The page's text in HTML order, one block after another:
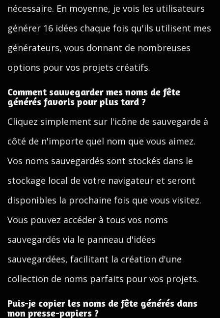
nécessaire. En moyenne, je vois les utilisateurs
générer 16 idées chaque fois qu'ils utilisent mes
générateurs, vous donnant de nombreuses
options pour vos projets créatifs.
Comment sauvegarder mes noms de fête
générés favoris pour plus tard ?
Cliquez simplement sur l'icône de sauvegarde à
côté de n'importe quel nom que vous aimez.
Vos noms sauvegardés sont stockés dans le
stockage local de votre navigateur et seront
disponibles la prochaine fois que vous visitez.
Vous pouvez accéder à tous vos noms
sauvegardés via le panneau d'idées
sauvegardées, facilitant la création d'une
collection de noms parfaits pour vos projets.
Puis-je copier les noms de fête générés dans
mon presse-papiers ?